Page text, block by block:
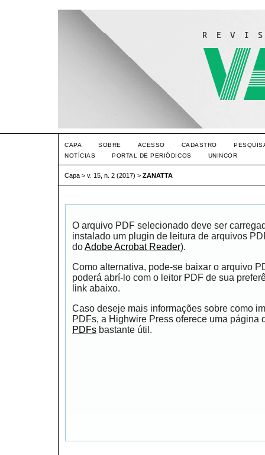
CAPA SOBRE ACESSO CADASTRO
NOTÍCIAS
PORTAL DE PERIÓDICOS UNINCOR
Capa > v. 15, n. 2 (2017) > ZANATTA
O arquivo PDF selecionado deve ser
instalado um plugin de leitura de arquivos
doAdobe Acrobat Reader).
Como alternativa, pode-se baixar o arquivo
poderá abrí-lo com o leitor PDF de sua
link abaixo.
Caso deseje mais informações sobre como
PDFs, a Highwire Press oferece uma página
PDFs bastante útil.